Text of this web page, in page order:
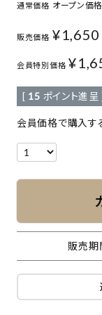
通常価格 オープン価格
販売価格 ¥1,650
会員特別価格 ¥
[ 15 ポイント進呈
会員価格で購入す
販売期